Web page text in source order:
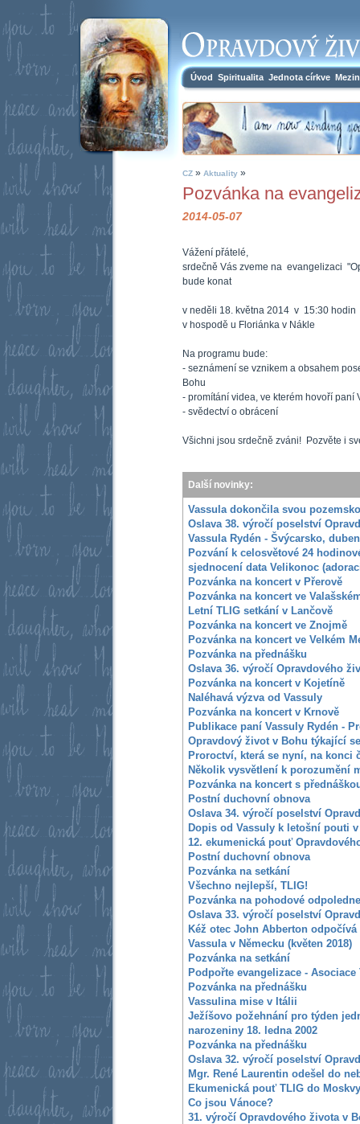
Úvod Spiritualita Jednota církve
CZ » Aktuality »
Pozvánka na
2014-05-07
Vážení přátelé,
srdečně Vás zveme na evangelizaci
bude konat
v neděli 18. května 2014 v 15:30 hodin
v hospodě u Floriánka v Nákle
Na programu bude:
- seznámení se vznikem a obsahem
Bohu
- promítání videa, ve kterém hovoří paní
- svědectví o obrácení
Všichni jsou srdečně zváni! Pozvěte i
Další novinky:
Vassula dokončila svou
Oslava 38. výročí poselství
Vassula Rydén - Švýcarsko,
Pozvání k celosvětové 24
sjednocení data Velikonoc
Pozvánka na koncert v Přerově
Pozvánka na koncert ve
Letní TLIG setkání v Lančově
Pozvánka na koncert ve Znojmě
Pozvánka na koncert ve Velkém
Pozvánka na přednášku
Oslava 36. výročí Opravdového
Pozvánka na koncert v Kojetíně
Naléhavá výzva od Vassuly
Pozvánka na koncert v Krnově
Publikace paní Vassuly Rydén -
Opravdový život v Bohu týkající
Proroctví, která se nyní, na konci
Několik vysvětlení k porozumění
Pozvánka na koncert s
Postní duchovní obnova
Oslava 34. výročí poselství
Dopis od Vassuly k letošní pouti v
12. ekumenická pouť
Postní duchovní obnova
Pozvánka na setkání
Všechno nejlepší, TLIG!
Pozvánka na pohodové odpoledne
Oslava 33. výročí poselství
Kéž otec John Abberton
Vassula v Německu (květen 2018)
Pozvánka na setkání
Podpořte evangelizace - Asociace
Pozvánka na přednášku
Vassulina mise v Itálii
Ježíšovo požehnání pro týden
narozeniny 18. ledna 2002
Pozvánka na přednášku
Oslava 32. výročí poselství
Mgr. René Laurentin odešel do
Ekumenická pouť TLIG do
Co jsou Vánoce?
31. výročí Opravdového života v